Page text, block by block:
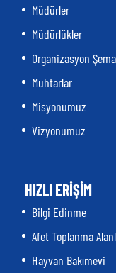
Müdürler
Müdürlükler
Organizasyon
Muhtarlar
Misyonumuz
Vizyonumuz
HIZLI ERİŞİM
Bilgi Edinme
Afet Toplanma
Hayvan Bakımevi